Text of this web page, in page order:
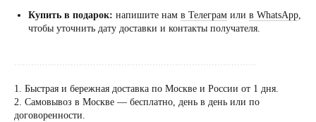
Купить в подарок: напишите нам в Телеграм или в WhatsApp,
чтобы уточнить дату доставки и контакты получателя.
......................................................................................
1. Быстрая и бережная доставка по Москве и России от 1 дня.
2. Самовывоз в Москве — бесплатно, день в день или по
договоренности.
Посещение только